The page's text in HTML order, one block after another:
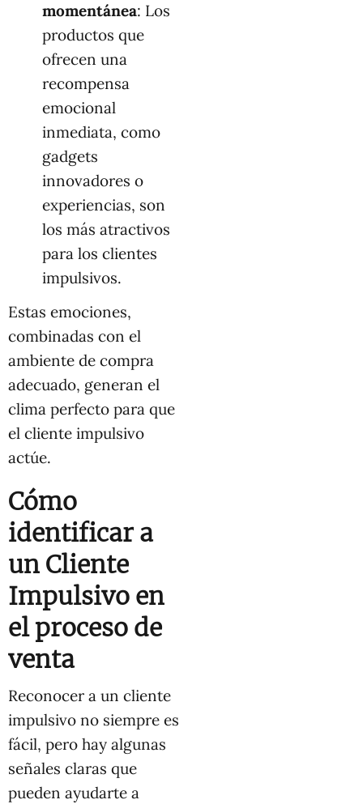
momentánea: Los
productos que
ofrecen una
recompensa
emocional
inmediata, como
gadgets
innovadores o
experiencias, son
los más atractivos
para los clientes
impulsivos.
Estas emociones,
combinadas con el
ambiente de compra
adecuado, generan el
clima perfecto para que
el cliente impulsivo
actúe.
Cómo
identificar a
un Cliente
Impulsivo en
el proceso de
venta
Reconocer a un cliente
impulsivo no siempre es
fácil, pero hay algunas
señales claras que
pueden ayudarte a